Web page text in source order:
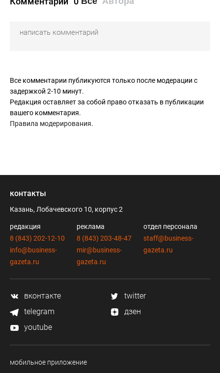
Все комментарии публикуются только после модерации с
задержкой 2-10 минут.
Редакция оставляет за собой право отказать в публикации
вашего комментария.
Правила модерирования.
контакты
Казань, Лобачевского 10, корпус 2
редакция
8 (843) 202-12-10
info@business-
gazeta.ru
реклама
8 (843) 203-48-47
mir@business-
gazeta.ru
отдел персонала
staff@business-
gazeta.ru
вконтакте
twitter
telegram
дзен
youtube
мобильное приложение